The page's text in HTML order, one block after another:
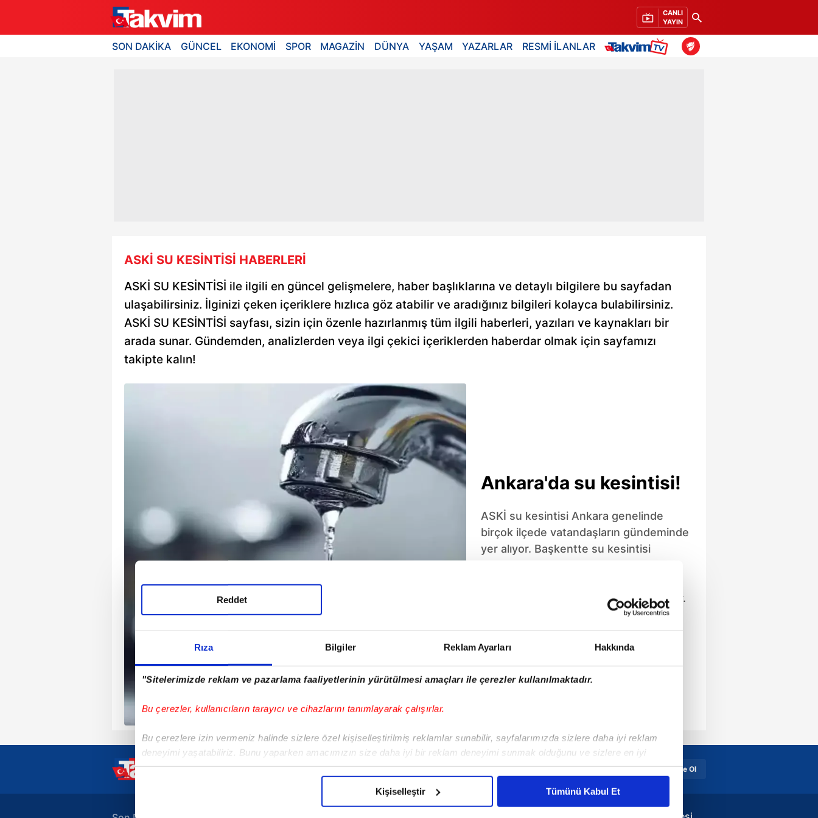
Rıza Bilgiler Reklam Ayarları Hakkında
"Sitelerimizde reklam ve pazarlama faaliyetlerinin yürütülmesi amaçları ile çerezler kullanılmaktadır.
Bu çerezler, kullanıcıların tarayıcı ve cihazlarını tanımlayarak çalışırlar.
Bu çerezlere izin vermeniz halinde sizlere özel kişiselleştirilmiş reklamlar sunabilir, sayfalarımızda sizlere daha iyi reklam
deneyimi yaşatabiliriz. Bunu yaparken amacımızın size daha iyi bir reklam deneyimi sunmak olduğunu ve sizlere en iyi
içerikleri sunabilmek adına elimizden gelen çabayı gösterdiğimizi ve bu noktada, reklamların maliyetlerimizi karşılamak
Reddet
Kişiselleştir Tümünü Kabul Et
CANLI
YAYIN
SON DAKİKA GÜNCEL EKONOMİ SPOR MAGAZİN DÜNYA YAŞAM YAZARLAR RESMİ İLANLAR
ASKİ SU KESİNTİSİ HABERLERİ
ASKİ SU KESİNTİSİ ile ilgili en güncel gelişmelere, haber başlıklarına ve detaylı bilgilere bu sayfadan
ulaşabilirsiniz. İlginizi çeken içeriklere hızlıca göz atabilir ve aradığınız bilgileri kolayca bulabilirsiniz.
ASKİ SU KESİNTİSİ sayfası, sizin için özenle hazırlanmış tüm ilgili haberleri, yazıları ve kaynakları bir
arada sunar. Gündemden, analizlerden veya ilgi çekici içeriklerden haberdar olmak için sayfamızı
takipte kalın!
Ankara'da su kesintisi!
ASKİ su kesintisi Ankara genelinde
birçok ilçede vatandaşların gündeminde
yer alıyor. Başkentte su kesintisi
zaman gelecek?” sorusuna yanıt arıyor.
ASKİ tarafından yapılan açıklamalar
yakından takip edilirken planlı ve arıza
kaynaklı su kesintilerinin ne kadar
süreceği merak konusu oldu. Peki
Ankara'da sular ne zaman gelecek?
Üye Girişi Üye Ol